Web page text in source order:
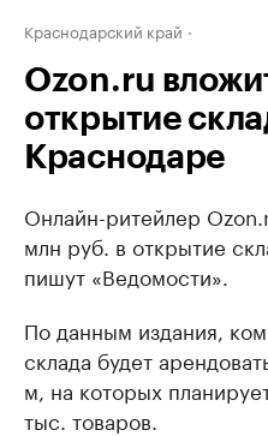
Краснодарский край
Ozon.ru
открытие
Краснодаре
Онлайн-ритейлер
млн руб. в открытие
пишут «Ведомости».
По данным издания,
склада будет
м, на которых
тыс. товаров.